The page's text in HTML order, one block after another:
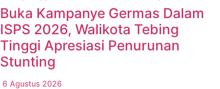
Buka Kampanye Germas Dalam
ISPS 2026, Walikota Tebing
Tinggi Apresiasi Penurunan
Stunting
6 Agustus 2026